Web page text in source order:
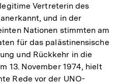
Vertreterin des
und in der
Nationen stimmten am
für das palästinensische
und Rückkehr in die
13. November 1974, hielt
Rede vor der UNO-